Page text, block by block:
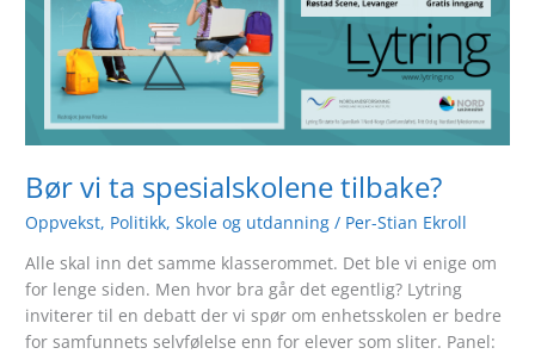
Bør vi ta spesialskolene tilbake?
Oppvekst, Politikk,Skole og utdanning / Per-Stian Ekroll
Alle skal inn det samme klasserommet. Det ble vi enige om
for lenge siden. Men hvor bra går det egentlig? Lytring
inviterer til en debatt der vi spør om enhetsskolen er bedre
for samfunnets selvfølelse enn for elever som sliter. Panel: